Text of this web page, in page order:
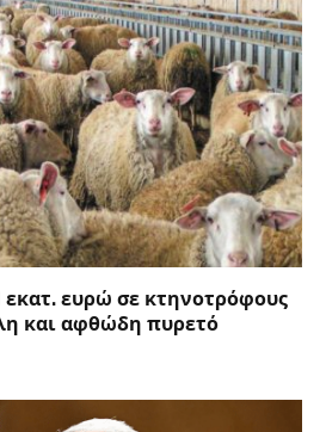
ευρώ σε κτηνοτρόφους
και αφθώδη πυρετό